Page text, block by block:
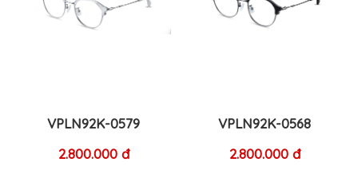
VPLN92K-0579
2.800.000 đ
VPLN92K-0568
2.800.000 đ